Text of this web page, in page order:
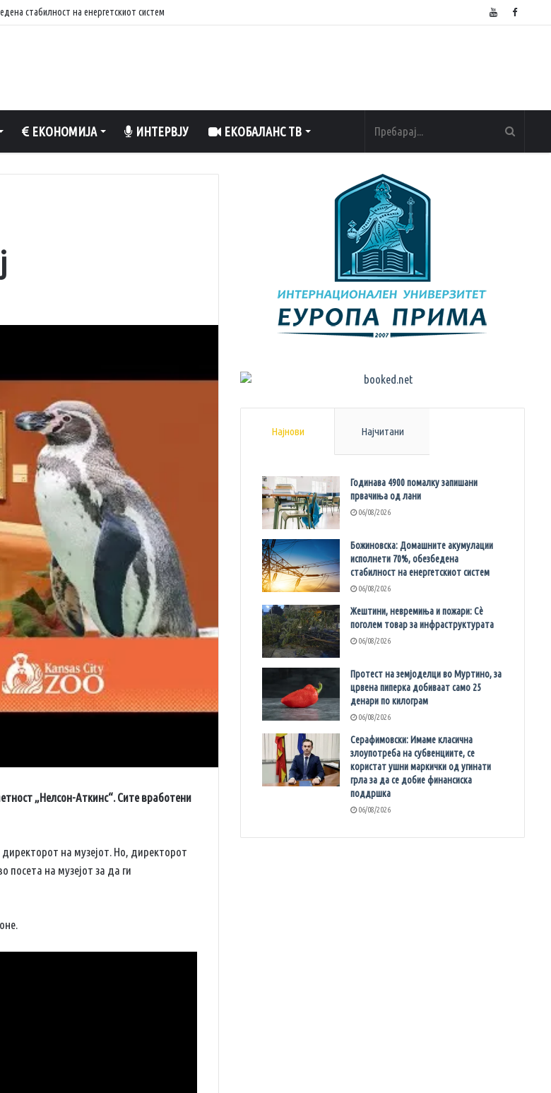
стабилност на енергетскиот систем
ЕКОНОМИЈА ИНТЕРВЈУ ЕКОБАЛАНС ТВ
„Нелсон-Аткинс“. Сите вработени
на музејот. Но, директорот
на музејот за да ги
Најнови Најчитани
Годинава 4900 помалку запишани
првачиња од лани
06/08/2026
Божиновска: Домашните акумулации
исполнети 70%, обезбедена
стабилност на енергетскиот систем
06/08/2026
Жештини, невремиња и пожари: Сè
поголем товар за инфраструктурата
06/08/2026
Протест на земјоделци во Муртино, за
црвена пиперка добиваат само 25
денари по килограм
06/08/2026
Серафимовски: Имаме класична
злоупотреба на субвенциите, се
користат ушни маркички од угинати
грла за да се добие финансиска
поддршка
06/08/2026